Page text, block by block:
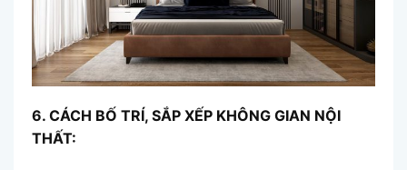
6. CÁCH BỐ TRÍ, SẮP XẾP KHÔNG GIAN NỘI
THẤT: